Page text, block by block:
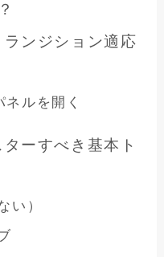
ンジション適応
ルを開く
ーすべき基本ト
い）